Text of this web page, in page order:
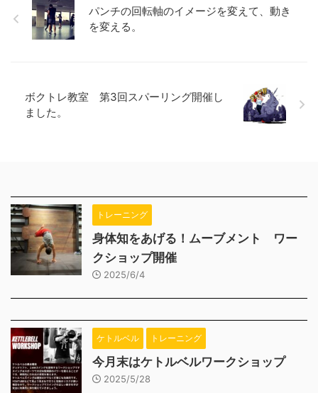
パンチの回転軸のイメージを変えて、動き
を変える。
ボクトレ教室 第3回スパーリング開催し
ました。
トレーニング
身体知をあげる！ムーブメント ワー
クショップ開催
2025/6/4
ケトルベル トレーニング
今月末はケトルベルワークショップ
2025/5/28